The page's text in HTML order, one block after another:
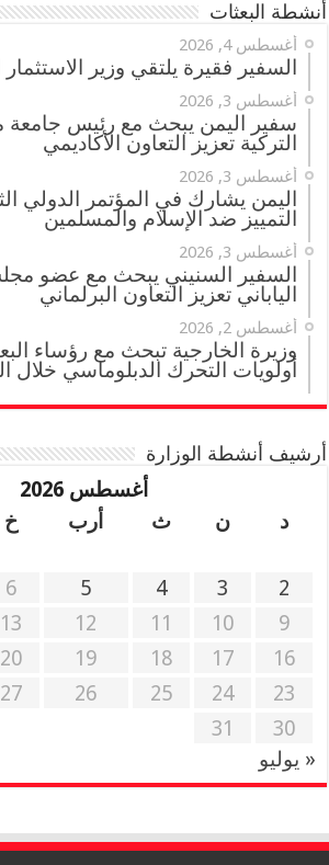
أنشطة البعثات
أغسطس 4, 2026
السفير فقيرة يلتقي وزير الاستثمار
أغسطس 3, 2026
سفير اليمن يبحث مع رئيس
التركية تعزيز التعاون الأكاديمي
أغسطس 3, 2026
اليمن يشارك في المؤتمر الدولي
التمييز ضد الإسلام والمسلمين
أغسطس 3, 2026
السفير السنيني يبحث مع عضو
الياباني تعزيز التعاون البرلماني
أغسطس 2, 2026
وزيرة الخارجية تبحث مع رؤساء
أولويات التحرك الدبلوماسي خلال
أرشيف أنشطة الوزارة
أغسطس 2026
د
ن ث أرب خ
2
3
4
5
6
9
10
11
12
13
16
17
18
19
20
23
24
25
26
27
30
31
« يوليو